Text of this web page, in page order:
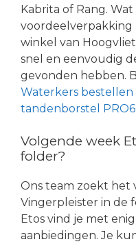
Kabrita of Rang.
voordeelverpakking
winkel van
snel en eenvoudig
gevonden hebben.
Waterkers bestellen
tandenborstel
Volgende week
folder?
Ons team zoekt het
Vingerpleister in de
Etos vind je met
aanbiedingen. Je